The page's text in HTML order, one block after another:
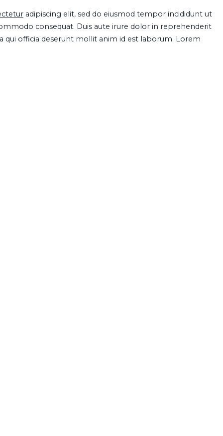
adipiscing elit, sed do eiusmod tempor incididunt ut
consequat. Duis aute irure dolor in reprehenderit
qui officia deserunt mollit anim id est laborum. Lorem